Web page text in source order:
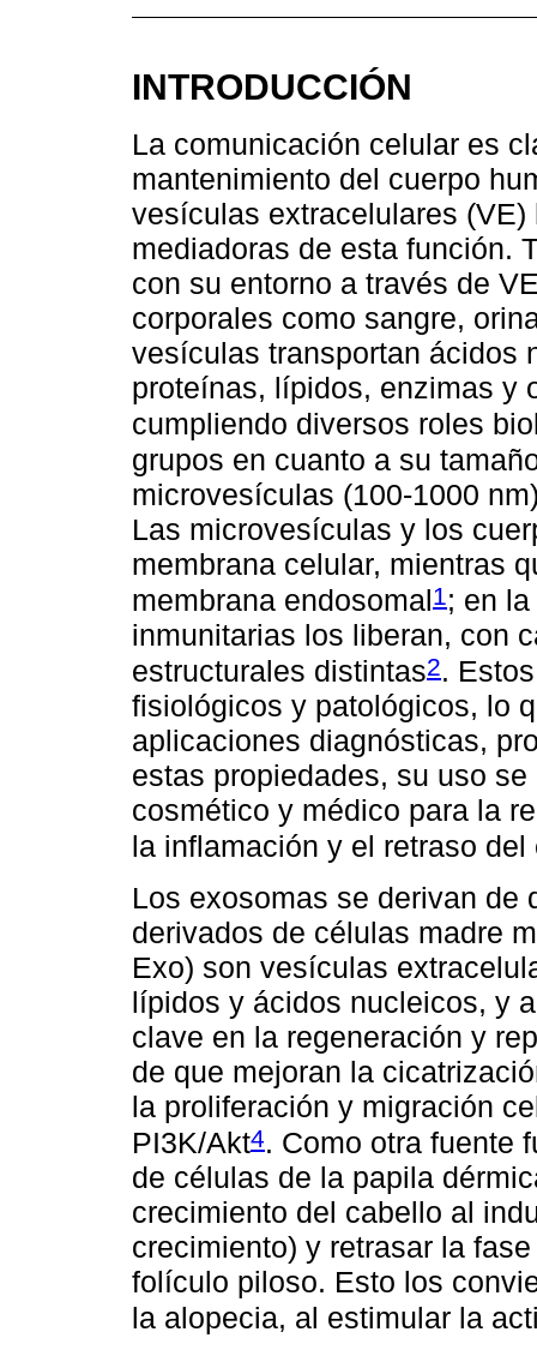
INTRODUCCIÓN
La comunicación celular es
mantenimiento del cuerpo
vesículas extracelulares
mediadoras de esta función.
con su entorno a través de
corporales como sangre,
vesículas transportan ácidos
proteínas, lípidos, enzimas y
cumpliendo diversos roles
grupos en cuanto a su
microvesículas (100-1000
Las microvesículas y los
membrana celular, mientras
membrana endosomal1 ; en
inmunitarias los liberan, con
estructurales distintas2.
fisiológicos y patológicos, lo
aplicaciones diagnósticas,
estas propiedades, su uso
cosmético y médico para la
la inflamación y el retraso
Los exosomas se derivan de
derivados de células madre
Exo) son vesículas
lípidos y ácidos nucleicos, y
clave en la regeneración y
de que mejoran la
la proliferación y migración
PI3K/Akt4. Como otra fuente
de células de la papila
crecimiento del cabello al
crecimiento) y retrasar la
folículo piloso. Esto los
la alopecia, al estimular la